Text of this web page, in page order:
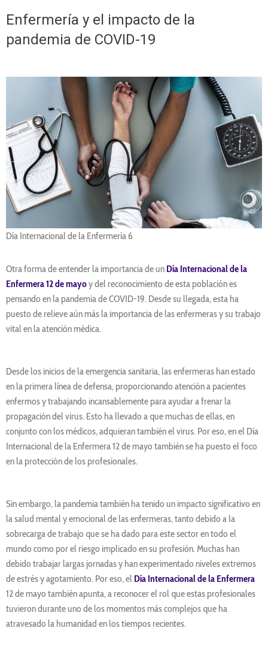
Enfermería y el impacto de la
pandemia de COVID-19
Día Internacional de la Enfermería 6
Otra forma de entender la importancia de un Día Internacional de la
Enfermera 12 de mayoy del reconocimiento de esta población es
pensando en la pandemia de COVID-19. Desde su llegada, esta ha
puesto de relieve aún más la importancia de las enfermeras y su trabajo
vital en la atención médica.
Desde los inicios de la emergencia sanitaria, las enfermeras han estado
en la primera línea de defensa, proporcionando atención a pacientes
enfermos y trabajando incansablemente para ayudar a frenar la
propagación del virus. Esto ha llevado a que muchas de ellas, en
conjunto con los médicos, adquieran también el virus. Por eso, en el Día
Internacional de la Enfermera 12 de mayo también se ha puesto el foco
en la protección de los profesionales.
Sin embargo, la pandemia también ha tenido un impacto significativo en
la salud mental y emocional de las enfermeras, tanto debido a la
sobrecarga de trabajo que se ha dado para este sector en todo el
mundo como por el riesgo implicado en su profesión. Muchas han
debido trabajar largas jornadas y han experimentado niveles extremos
de estrés y agotamiento. Por eso, el Día Internacional de la Enfermera
12 de mayo también apunta, a reconocer el rol que estas profesionales
tuvieron durante uno de los momentos más complejos que ha
atravesado la humanidad en los tiempos recientes.